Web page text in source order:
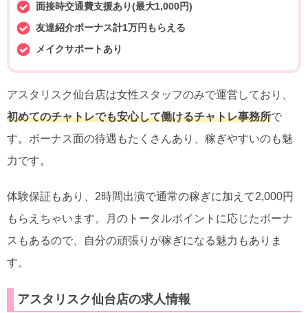
面接時交通費支援あり(最大1,000円)
友達紹介ボーナス計1万円もらえる
メイクサポートあり
アスタリスク仙台店は女性スタッフのみで運営しており、
初めてのチャトレでも安心して働けるチャトレ事務所で
す。ボーナス面の待遇もたくさんあり、稼ぎやすいのも魅
力です。
体験保証もあり、2時間出演で通常の稼ぎに加えて2,000円
もらえちゃいます。月のトータルポイントに応じたボーナ
スもあるので、自分の頑張りが稼ぎになる魅力もありま
す。
アスタリスク仙台店の求人情報